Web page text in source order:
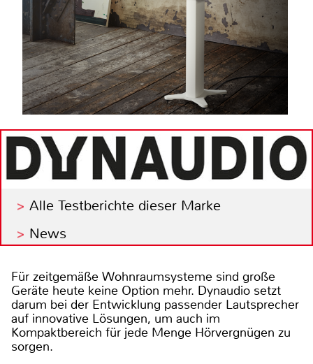
Alle Testberichte dieser Marke
News
Für zeitgemäße Wohnraumsysteme sind große
Geräte heute keine Option mehr. Dynaudio setzt
darum bei der Entwicklung passender Lautsprecher
auf innovative Lösungen, um auch im
Kompaktbereich für jede Menge Hörvergnügen zu
sorgen.